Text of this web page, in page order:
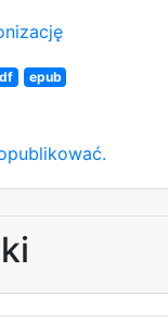
epub